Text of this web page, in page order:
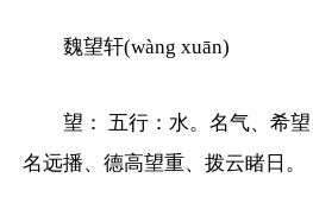
魏望轩(wàng xuān)
望： 五行：水。名气、希
名远播、德高望重、拨云睹日。